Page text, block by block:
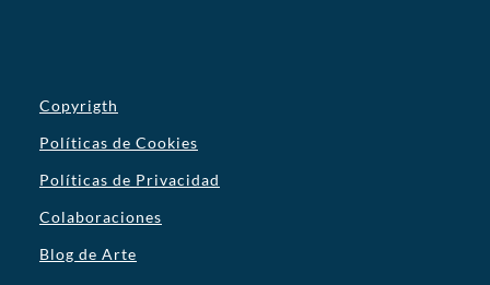
Copyrigth
Políticas de Cookies
Políticas de Privacidad
Colaboraciones
Blog de Arte